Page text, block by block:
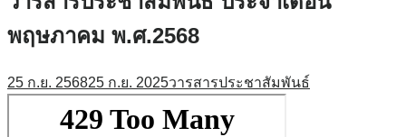
พฤษภาคม พ.ศ.2568
25 ก.ย. 256825 ก.ย. 2025วารสารประชาสัมพันธ์